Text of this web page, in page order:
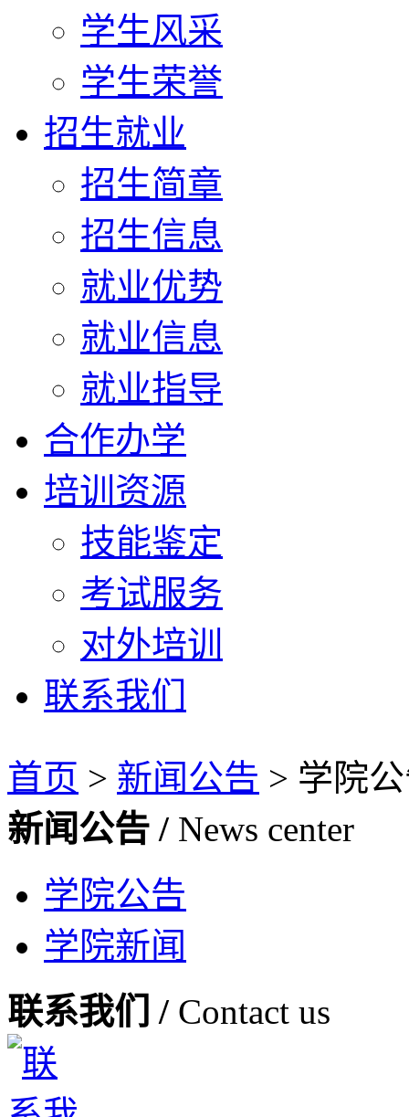
学生风采
学生荣誉
招生就业
招生简章
招生信息
就业优势
就业信息
就业指导
合作办学
培训资源
技能鉴定
考试服务
对外培训
联系我们
首页 > 新闻公告 > 学院
新闻公告 / News center
学院公告
学院新闻
联系我们 / Contact us